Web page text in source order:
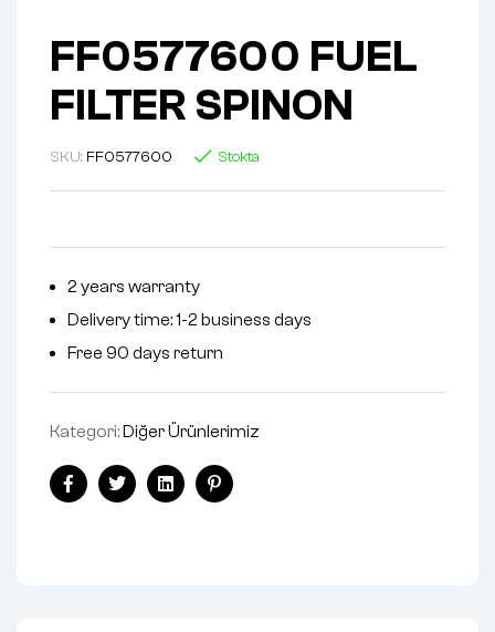
FF0577600 FUEL
FILTER SPINON
SKU: FF0577600 Stokta
2 years warranty
Delivery time: 1-2 business days
Free 90 days return
Kategori:Diğer Ürünlerimiz
FacebookTwitterLinkedinPinterest